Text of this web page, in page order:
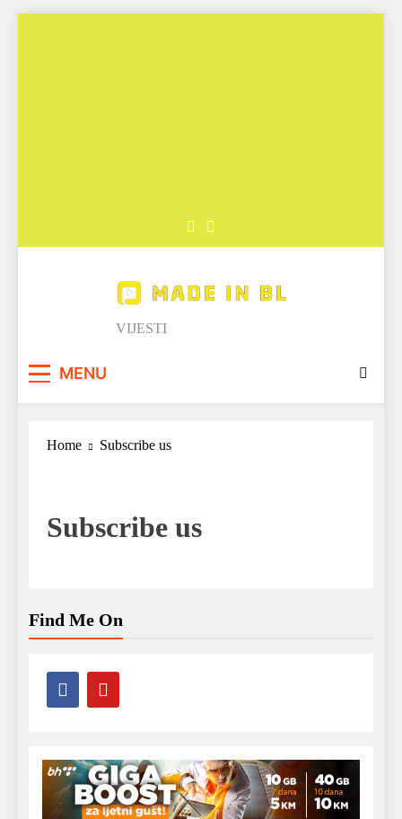
Made in BL
VIJESTI
MENU
Home Subscribe us
Subscribe us
Find Me On